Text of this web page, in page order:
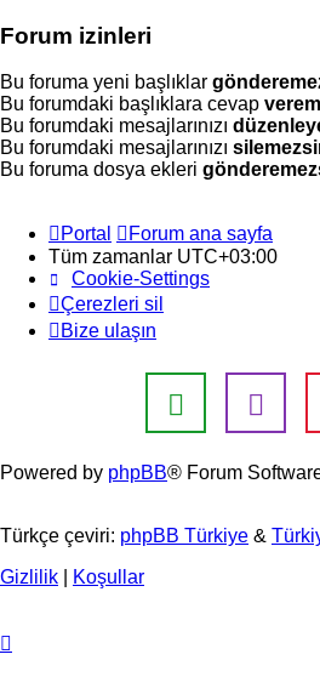
Forum izinleri
Bu foruma yeni başlıklar
Bu forumdaki başlıklara cevap
Bu forumdaki mesajlarınızı
Bu forumdaki mesajlarınızı
Bu foruma dosya ekleri
Portal
Forum ana sayfa
Tüm zamanlar UTC+03:00
Cookie-Settings
Çerezleri sil
Bize ulaşın
Powered by phpBB® Forum
Türkçe çeviri: phpBB Türkiye &
Gizlilik
Koşullar